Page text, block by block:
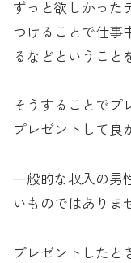
ずっと欲しかった
つけることで仕事
るなどということ
そうすることでプ
プレゼントして良
一般的な収入の男
いものではありま
プレゼントしたと